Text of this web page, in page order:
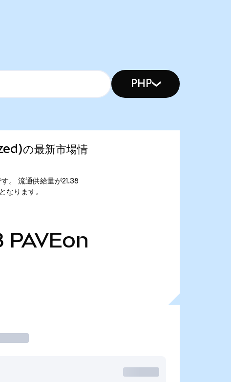
PHP
の最新市場情
。 流通供給量が21.38
なります。
PAVEon